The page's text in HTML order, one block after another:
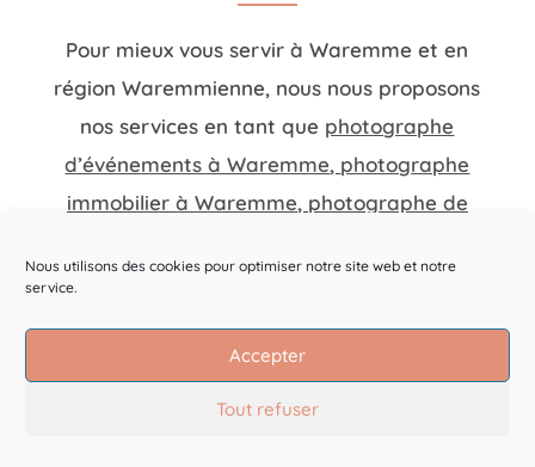
Nous utilisons des cookies pour optimiser notre site web et notre
service.
Accepter
Tout refuser
Pour mieux vous servir à Waremme et en
région Waremmienne, nous nous proposons
nos services en tant que photographe
d’événements à Waremme, photographe
immobilier à Waremme, photographe de
naissance à Waremme, photographe de
d’entreprise à Waremme. Quels que soient